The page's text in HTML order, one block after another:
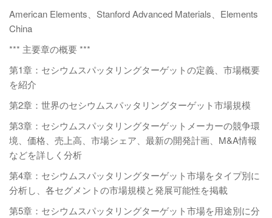
American Elements、Stanford Advanced Materials、Elements
China
*** 主要章の概要 ***
第1章：セシウムスパッタリングターゲットの定義、市場概要
を紹介
第2章：世界のセシウムスパッタリングターゲット市場規模
第3章：セシウムスパッタリングターゲットメーカーの競争環
境、価格、売上高、市場シェア、最新の開発計画、M&A情報
などを詳しく分析
第4章：セシウムスパッタリングターゲット市場をタイプ別に
分析し、各セグメントの市場規模と発展可能性を掲載
第5章：セシウムスパッタリングターゲット市場を用途別に分